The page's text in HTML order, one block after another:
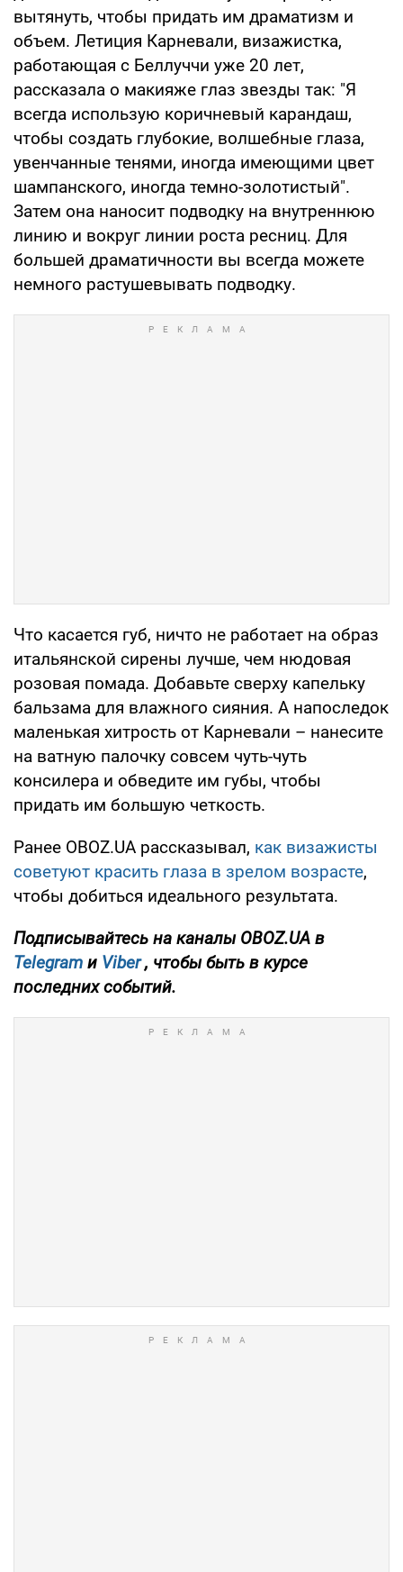
вытянуть, чтобы придать им драматизм и
объем. Летиция Карневали, визажистка,
работающая с Беллуччи уже 20 лет,
рассказала о макияже глаз звезды так: "Я
всегда использую коричневый карандаш,
чтобы создать глубокие, волшебные глаза,
увенчанные тенями, иногда имеющими цвет
шампанского, иногда темно-золотистый".
Затем она наносит подводку на внутреннюю
линию и вокруг линии роста ресниц. Для
большей драматичности вы всегда можете
немного растушевывать подводку.
Что касается губ, ничто не работает на образ
итальянской сирены лучше, чем нюдовая
розовая помада. Добавьте сверху капельку
бальзама для влажного сияния. А напоследок
маленькая хитрость от Карневали – нанесите
на ватную палочку совсем чуть-чуть
консилера и обведите им губы, чтобы
придать им большую четкость.
Ранее OBOZ.UA рассказывал, как визажисты
советуют красить глаза в зрелом возрасте,
чтобы добиться идеального результата.
Подписывайтесь на каналы OBOZ.UA в
Telegram и Viber , чтобы быть в курсе
последних событий.